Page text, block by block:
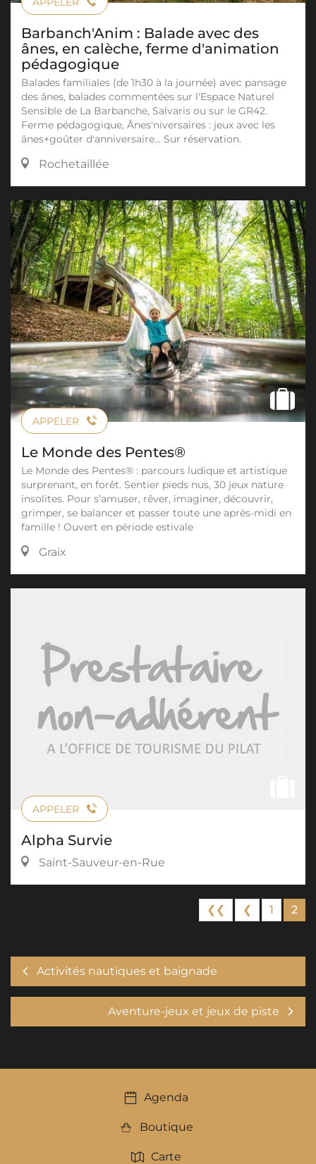
Barbanch'Anim : Balade avec des
ânes, en calèche, ferme d'animation
pédagogique
Balades familiales (de 1h30 à la journée) avec pansage
des ânes, balades commentées sur l'Espace Naturel
Sensible de La Barbanche, Salvaris ou sur le GR42.
Ferme pédagogique, Ânes'niversaires : jeux avec les
ânes+goûter d'anniversaire... Sur réservation.
Rochetaillée
APPELER
Le Monde des Pentes®
Le Monde des Pentes® : parcours ludique et artistique
surprenant, en forêt. Sentier pieds nus, 30 jeux nature
insolites. Pour s’amuser, rêver, imaginer, découvrir,
grimper, se balancer et passer toute une après-midi en
famille ! Ouvert en période estivale
Graix
APPELER
Alpha Survie
Saint-Sauveur-en-Rue
❮❮ ❮ 1 2
Activités nautiques et baignade
Aventure-jeux et jeux de piste
Agenda
Boutique
Carte